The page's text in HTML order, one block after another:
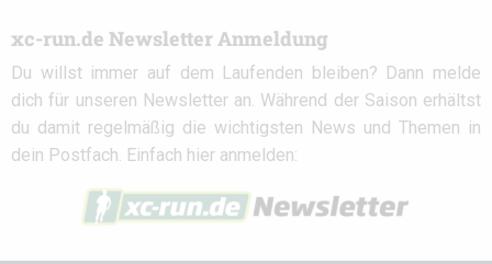
xc-run.de Newsletter Anmeldung
Du willst immer auf dem Laufenden bleiben? Dann melde
dich für unseren Newsletter an. Während der Saison erhältst
du damit regelmäßig die wichtigsten News und Themen in
dein Postfach. Einfach hier anmelden: